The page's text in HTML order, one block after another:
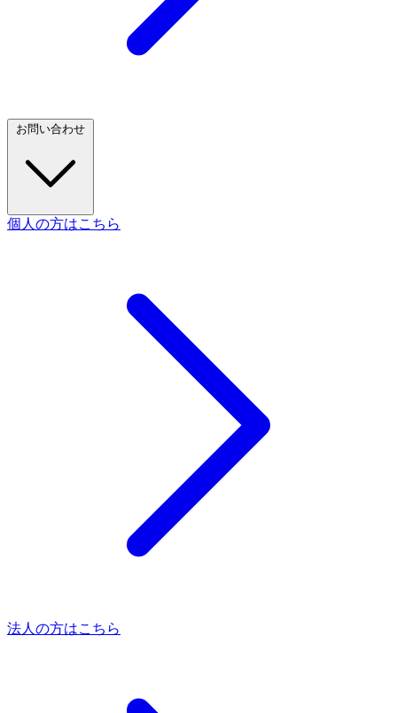
お問い合わせ
個人の方はこちら
法人の方はこちら